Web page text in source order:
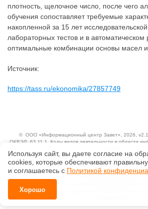
плотность, щелочное число, после чего
обучения сопоставляет требуемые
накопленной за 15 лет
лабораторных тестов и в
оптимальные комбинации основы масел и
Источник:
https://tass.ru/ekonomika/27857749
© ООО «Информационный центр Завет» , 2026,
ОКВЭД: 63.11.1, Коды видов деятельности в области
Ценовая политика
Технологии
Справка о регистрации продуктов АО «Кодекс» в
Используя сайт, вы даете согласие на
сооkiеs, которые обеспечивают
и соглашаетесь с Политикой
Хорошо